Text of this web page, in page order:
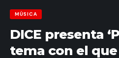
MÚSICA
DICE presenta
tema con el